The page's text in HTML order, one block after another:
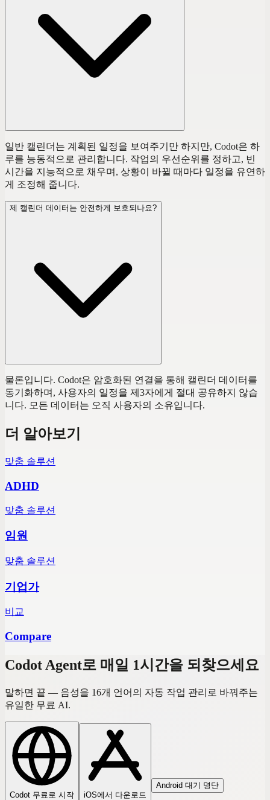
일반 캘린더는 계획된 일정을 보여주기만 하지만, Codot은 하
루를 능동적으로 관리합니다. 작업의 우선순위를 정하고, 빈
시간을 지능적으로 채우며, 상황이 바뀔 때마다 일정을 유연하
게 조정해 줍니다.
제 캘린더 데이터는 안전하게 보호되나요?
물론입니다. Codot은 암호화된 연결을 통해 캘린더 데이터를
동기화하며, 사용자의 일정을 제3자에게 절대 공유하지 않습
니다. 모든 데이터는 오직 사용자의 소유입니다.
더 알아보기
맞춤 솔루션
ADHD
맞춤 솔루션
임원
맞춤 솔루션
기업가
비교
Compare
Codot Agent로 매일 1시간을 되찾으세요
말하면 끝 — 음성을 16개 언어의 자동 작업 관리로 바꿔주는
유일한 무료 AI.
Codot 무료로 시작 iOS에서 다운로드
Android 대기 명단